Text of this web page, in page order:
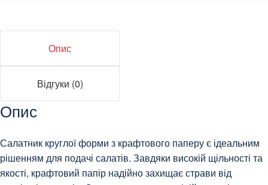
Опис
Відгуки (0)
Опис
Салатник круглої форми з крафтового паперу є ідеальним
рішенням для подачі салатів. Завдяки високій щільності та
якості, крафтовий папір надійно захищає страви від